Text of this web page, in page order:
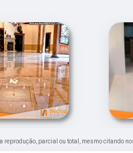
reprodução, parcial ou total, mesmo citando